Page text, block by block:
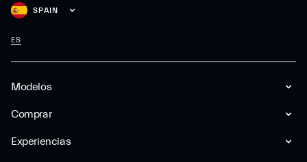
Modelos
Comprar
Experiencias
SPAIN
ES